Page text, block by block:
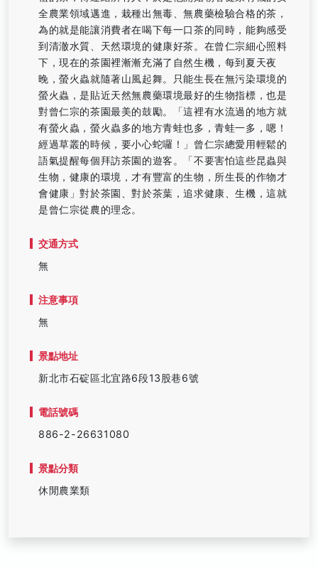
全農業領域邁進，栽種出無毒、無農藥檢驗合格的茶，
為的就是能讓消費者在喝下每一口茶的同時，能夠感受
到清澈水質、天然環境的健康好茶。在曾仁宗細心照料
下，現在的茶園裡漸漸充滿了自然生機，每到夏天夜
晚，螢火蟲就隨著山風起舞。只能生長在無污染環境的
螢火蟲，是貼近天然無農藥環境最好的生物指標，也是
對曾仁宗的茶園最美的鼓勵。「這裡有水流過的地方就
有螢火蟲，螢火蟲多的地方青蛙也多，青蛙一多，嗯！
經過草叢的時候，要小心蛇囉！」曾仁宗總愛用輕鬆的
語氣提醒每個拜訪茶園的遊客。「不要害怕這些昆蟲與
生物，健康的環境，才有豐富的生物，所生長的作物才
會健康」對於茶園、對於茶葉，追求健康、生機，這就
是曾仁宗從農的理念。
交通方式
無
注意事項
無
景點地址
新北市石碇區北宜路6段13股巷6號
電話號碼
886-2-26631080
景點分類
休閒農業類